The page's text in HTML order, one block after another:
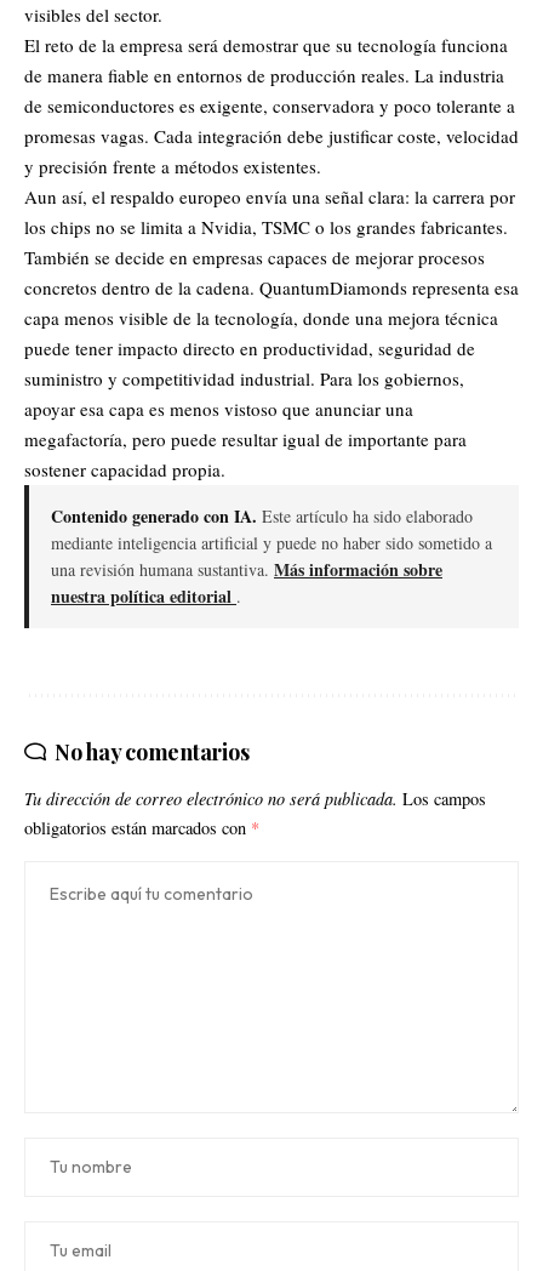
visibles del sector.
El reto de la empresa será demostrar que su tecnología funciona
de manera fiable en entornos de producción reales. La industria
de semiconductores es exigente, conservadora y poco tolerante a
promesas vagas. Cada integración debe justificar coste, velocidad
y precisión frente a métodos existentes.
Aun así, el respaldo europeo envía una señal clara: la carrera por
los chips no se limita a Nvidia, TSMC o los grandes fabricantes.
También se decide en empresas capaces de mejorar procesos
concretos dentro de la cadena. QuantumDiamonds representa esa
capa menos visible de la tecnología, donde una mejora técnica
puede tener impacto directo en productividad, seguridad de
suministro y competitividad industrial. Para los gobiernos,
apoyar esa capa es menos vistoso que anunciar una
megafactoría, pero puede resultar igual de importante para
sostener capacidad propia.
Contenido generado con IA. Este artículo ha sido elaborado
mediante inteligencia artificial y puede no haber sido sometido a
una revisión humana sustantiva. Más información sobre
nuestra política editorial .
No hay comentarios
Tu dirección de correo electrónico no será publicada. Los campos
obligatorios están marcados con *